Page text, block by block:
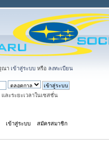
ณา เข้าสู่ระบบ หรือ ลงทะเบียน
ละระยะเวลาในเซสชั่น
เข้าสู่ระบบ สมัครสมาชิก